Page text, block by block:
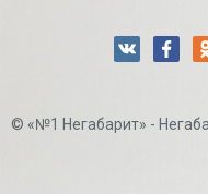
© «№1 Негабарит» -